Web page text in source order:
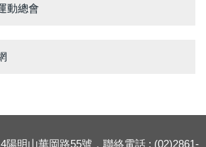
動總會
陽明山華岡路55號，聯絡電話 : (02)2861-